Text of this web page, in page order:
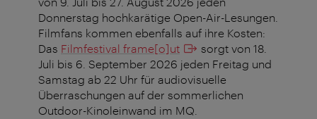
Donnerstag hochkarätige Open-Air-Lesungen.
Filmfans kommen ebenfalls auf ihre Kosten:
Das Filmfestival frame[o]ut
sorgt von 18.
Juli bis 6. September 2026 jeden Freitag und
Samstag ab 22 Uhr für audiovisuelle
Überraschungen auf der sommerlichen
Outdoor-Kinoleinwand im MQ.